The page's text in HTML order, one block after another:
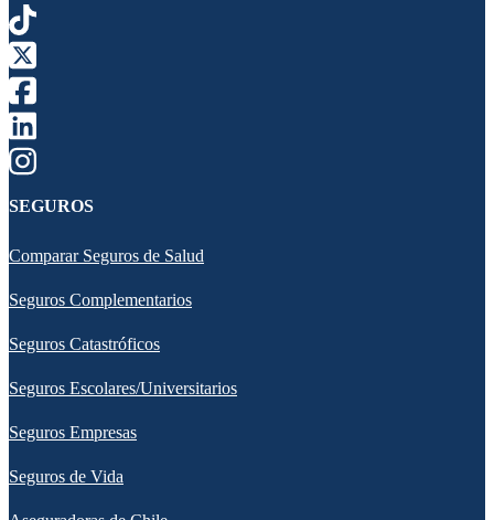
SEGUROS
Comparar Seguros de Salud
Seguros Complementarios
Seguros Catastróficos
Seguros Escolares/Universitarios
Seguros Empresas
Seguros de Vida